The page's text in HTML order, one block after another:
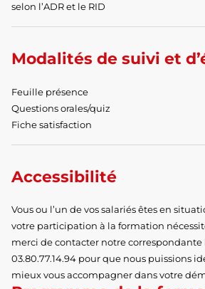
selon l’ADR et le RID
Modalités de suivi et
Feuille présence
Questions orales/quiz
Fiche satisfaction
Accessibilité
Vous ou l’un de vos salariés êtes en
votre participation à la formation
merci de contacter notre
03.80.77.14.94 pour que nous puissions
mieux vous accompagner dans votre